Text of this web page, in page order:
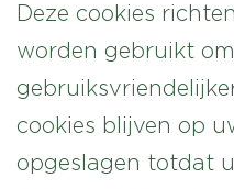
Deze cookies
worden gebruikt
cookies blijven op
opgeslagen totdat